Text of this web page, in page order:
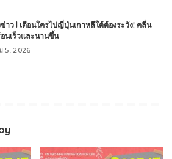
าว l เตือนใครไปญี่ปุ่นเกาหลีใต้ต้องระวัง! คลื่น
นเร็วและนานขึ้น
5, 2026